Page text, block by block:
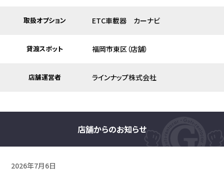
取扱オプション ETC車載器 カーナビ
貸渡スポット 福岡市東区（店舗）
店舗運営者 ラインナップ株式会社
店舗からのお知らせ
2026年7月6日